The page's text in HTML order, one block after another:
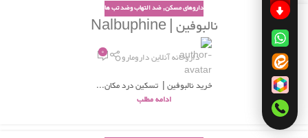
30
مرداد
داروهای مسکن,ضد التهاب وضد تب ها
نالبوفین | Nalbuphine
داروخانه آنلاین دارومارو 0
خرید نالبوفین | تسکین درد مکان...
ادامه مطلب